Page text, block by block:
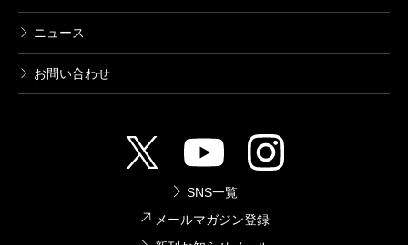
ニュース
お問い合わせ
SNS一覧
メールマガジン登録